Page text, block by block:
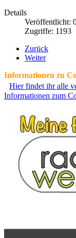
Details
Veröffentlicht:
Zugriffe: 1193
Zurück
Weiter
Informationen zu
Hier findet ihr alle
Informationen zum